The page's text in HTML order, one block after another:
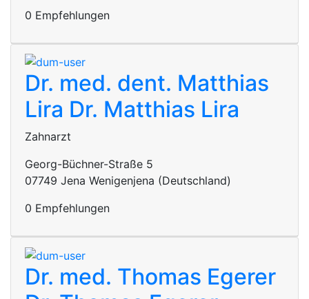
0 Empfehlungen
Dr. med. dent. Matthias
Lira Dr. Matthias Lira
Zahnarzt
Georg-Büchner-Straße 5
07749 Jena Wenigenjena (Deutschland)
0 Empfehlungen
Dr. med. Thomas Egerer